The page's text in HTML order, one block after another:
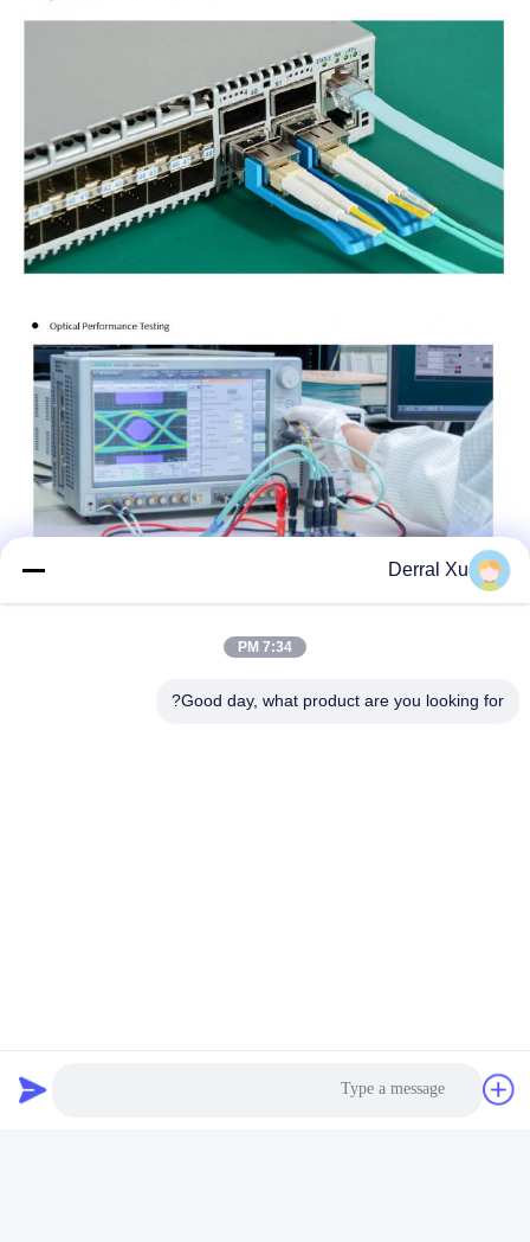
Derral Xu
7:34 PM
Good day, what product are you looking for?